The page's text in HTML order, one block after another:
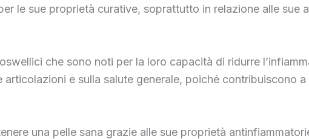
le sue proprietà curative, soprattutto in relazione alle sue
che sono noti per la loro capacità di ridurre
e sulla salute generale, poiché contribuiscono
una pelle sana grazie alle sue proprietà